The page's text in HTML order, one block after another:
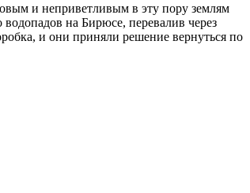
и неприветливым в эту пору землям
на Бирюсе, перевалив через
и они приняли решение вернуться по